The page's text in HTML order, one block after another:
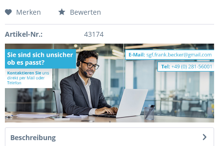
Merken Bewerten
Artikel-Nr.: 43174
Beschreibung